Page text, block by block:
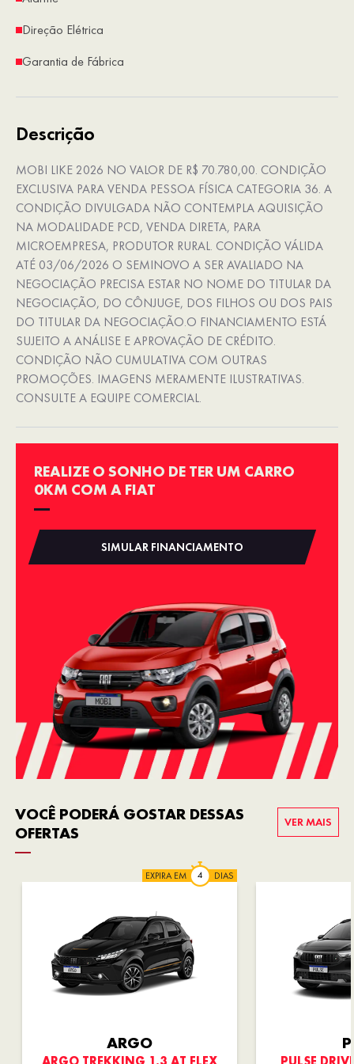
Direção Elétrica
Garantia de Fábrica
Descrição
MOBI LIKE 2026 NO VALOR DE R$ 70.780,00. CONDIÇÃO
EXCLUSIVA PARA VENDA PESSOA FÍSICA CATEGORIA 36. A
CONDIÇÃO DIVULGADA NÃO CONTEMPLA AQUISIÇÃO
NA MODALIDADE PCD, VENDA DIRETA, PARA
MICROEMPRESA, PRODUTOR RURAL. CONDIÇÃO VÁLIDA
ATÉ 03/06/2026 O SEMINOVO A SER AVALIADO NA
NEGOCIAÇÃO PRECISA ESTAR NO NOME DO TITULAR DA
NEGOCIAÇÃO, DO CÔNJUGE, DOS FILHOS OU DOS PAIS
DO TITULAR DA NEGOCIAÇÃO.O FINANCIAMENTO ESTÁ
SUJEITO A ANÁLISE E APROVAÇÃO DE CRÉDITO.
CONDIÇÃO NÃO CUMULATIVA COM OUTRAS
PROMOÇÕES. IMAGENS MERAMENTE ILUSTRATIVAS.
CONSULTE A EQUIPE COMERCIAL.
REALIZE O SONHO DE TER UM CARRO
0KM COM A FIAT
SIMULAR FINANCIAMENTO
VOCÊ PODERÁ GOSTAR DESSAS
OFERTAS
VER MAIS
EXPIRA EM DIAS
ARGO